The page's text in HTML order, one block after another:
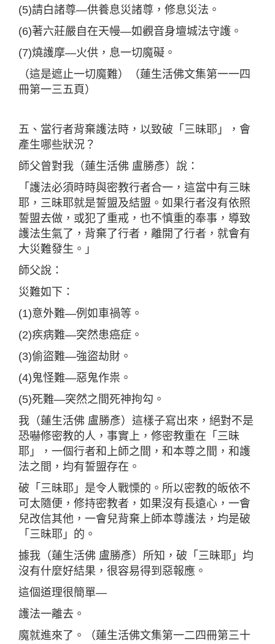
(5)請白諸尊—供養息災諸尊，修息災法。
(6)著六莊嚴自在天幔—如觀音身壇城法守護。
(7)燒護摩—火供，息一切魔礙。
（這是遮止一切魔難）（蓮生活佛文集第一一四
冊第一三五頁）
五、當行者背棄護法時，以致破「三昧耶」，會
產生哪些狀況？
師父曾對我（蓮生活佛 盧勝彥）說：
「護法必須時時與密教行者合一，這當中有三昧
耶，三昧耶就是誓盟及結盟。如果行者沒有依照
誓盟去做，或犯了重戒，也不慎重的奉事，導致
護法生氣了，背棄了行者，離開了行者，就會有
大災難發生。」
師父說：
災難如下：
(1)意外難—例如車禍等。
(2)疾病難—突然患癌症。
(3)偷盜難—強盜劫財。
(4)鬼怪難—惡鬼作祟。
(5)死難—突然之間死神拘勾。
我（蓮生活佛 盧勝彥）這樣子寫出來，絕對不是
恐嚇修密教的人，事實上，修密教重在「三昧
耶」，一個行者和上師之間，和本尊之間，和護
法之間，均有誓盟存在。
破「三昧耶」是令人戰慄的。所以密教的皈依不
可太隨便，修持密教者，如果沒有長遠心，一會
兒改信其他，一會兒背棄上師本尊護法，均是破
「三昧耶」的。
據我（蓮生活佛 盧勝彥）所知，破「三昧耶」均
沒有什麼好結果，很容易得到惡報應。
這個道理很簡單—
護法一離去。
魔就進來了。（蓮生活佛文集第一二四冊第三十